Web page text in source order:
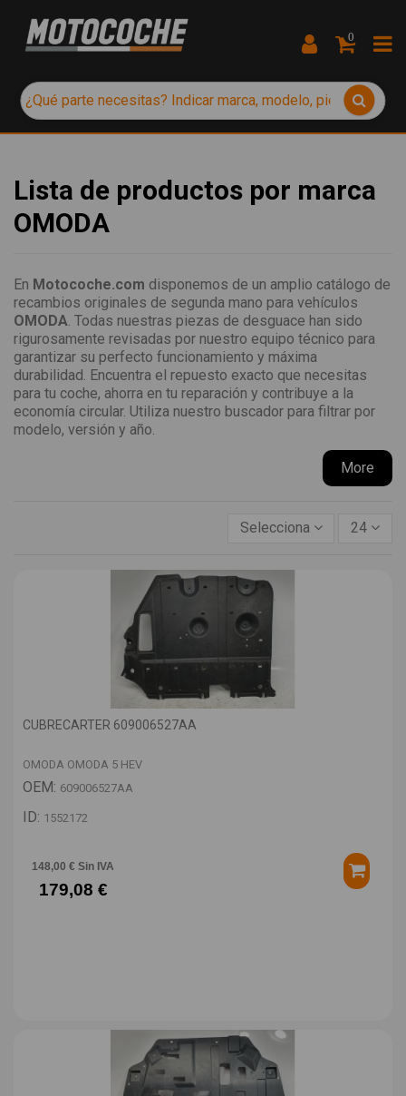
0
Lista de productos por marca
OMODA
En Motocoche.com disponemos de un amplio catálogo de
recambios originales de segunda mano para vehículos
OMODA . Todas nuestras piezas de desguace han sido
rigurosamente revisadas por nuestro equipo técnico para
garantizar su perfecto funcionamiento y máxima
durabilidad. Encuentra el repuesto exacto que necesitas
para tu coche, ahorra en tu reparación y contribuye a la
economía circular. Utiliza nuestro buscador para filtrar por
modelo, versión y año.
More
Selecciona 24
CUBRECARTER 609006527AA
OMODA OMODA 5 HEV
OEM: 609006527AA
ID: 1552172
148,00 € Sin IVA
179,08 €